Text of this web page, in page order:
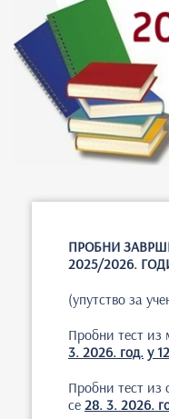
ПРОБНИ
2025/2026.
(упутство за
Пробни тест из
3. 2026. год. у
Пробни тест из
се 28. 3. 2026.